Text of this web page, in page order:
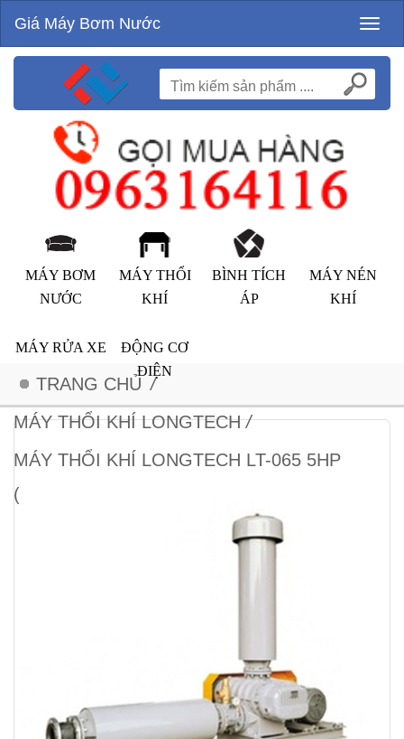
Giá Máy Bơm Nước
MÁY BƠM
NƯỚC
MÁY THỔI
KHÍ
BÌNH TÍCH
ÁP
MÁY NÉN
KHÍ
MÁY RỬA XE
ĐỘNG CƠ
ĐIỆN
TRANG CHỦ /
MÁY THỔI KHÍ LONGTECH /
MÁY THỔI KHÍ LONGTECH LT-065 5HP
(BAO GỒM MOTOR)